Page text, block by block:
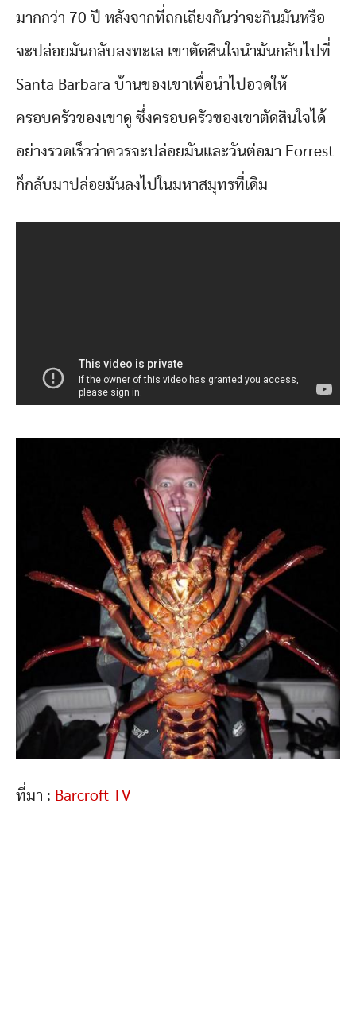
มากกว่า 70 ปี หลังจากที่ถกเถียงกันว่าจะกินมันหรือ
จะปล่อยมันกลับลงทะเล เขาตัดสินใจนำมันกลับไปที่
Santa Barbara บ้านของเขาเพื่อนำไปอวดให้
ครอบครัวของเขาดู ซึ่งครอบครัวของเขาตัดสินใจได้
อย่างรวดเร็วว่าควรจะปล่อยมันและวันต่อมา Forrest
ก็กลับมาปล่อยมันลงไปในมหาสมุทรที่เดิม
ที่มา : Barcroft TV